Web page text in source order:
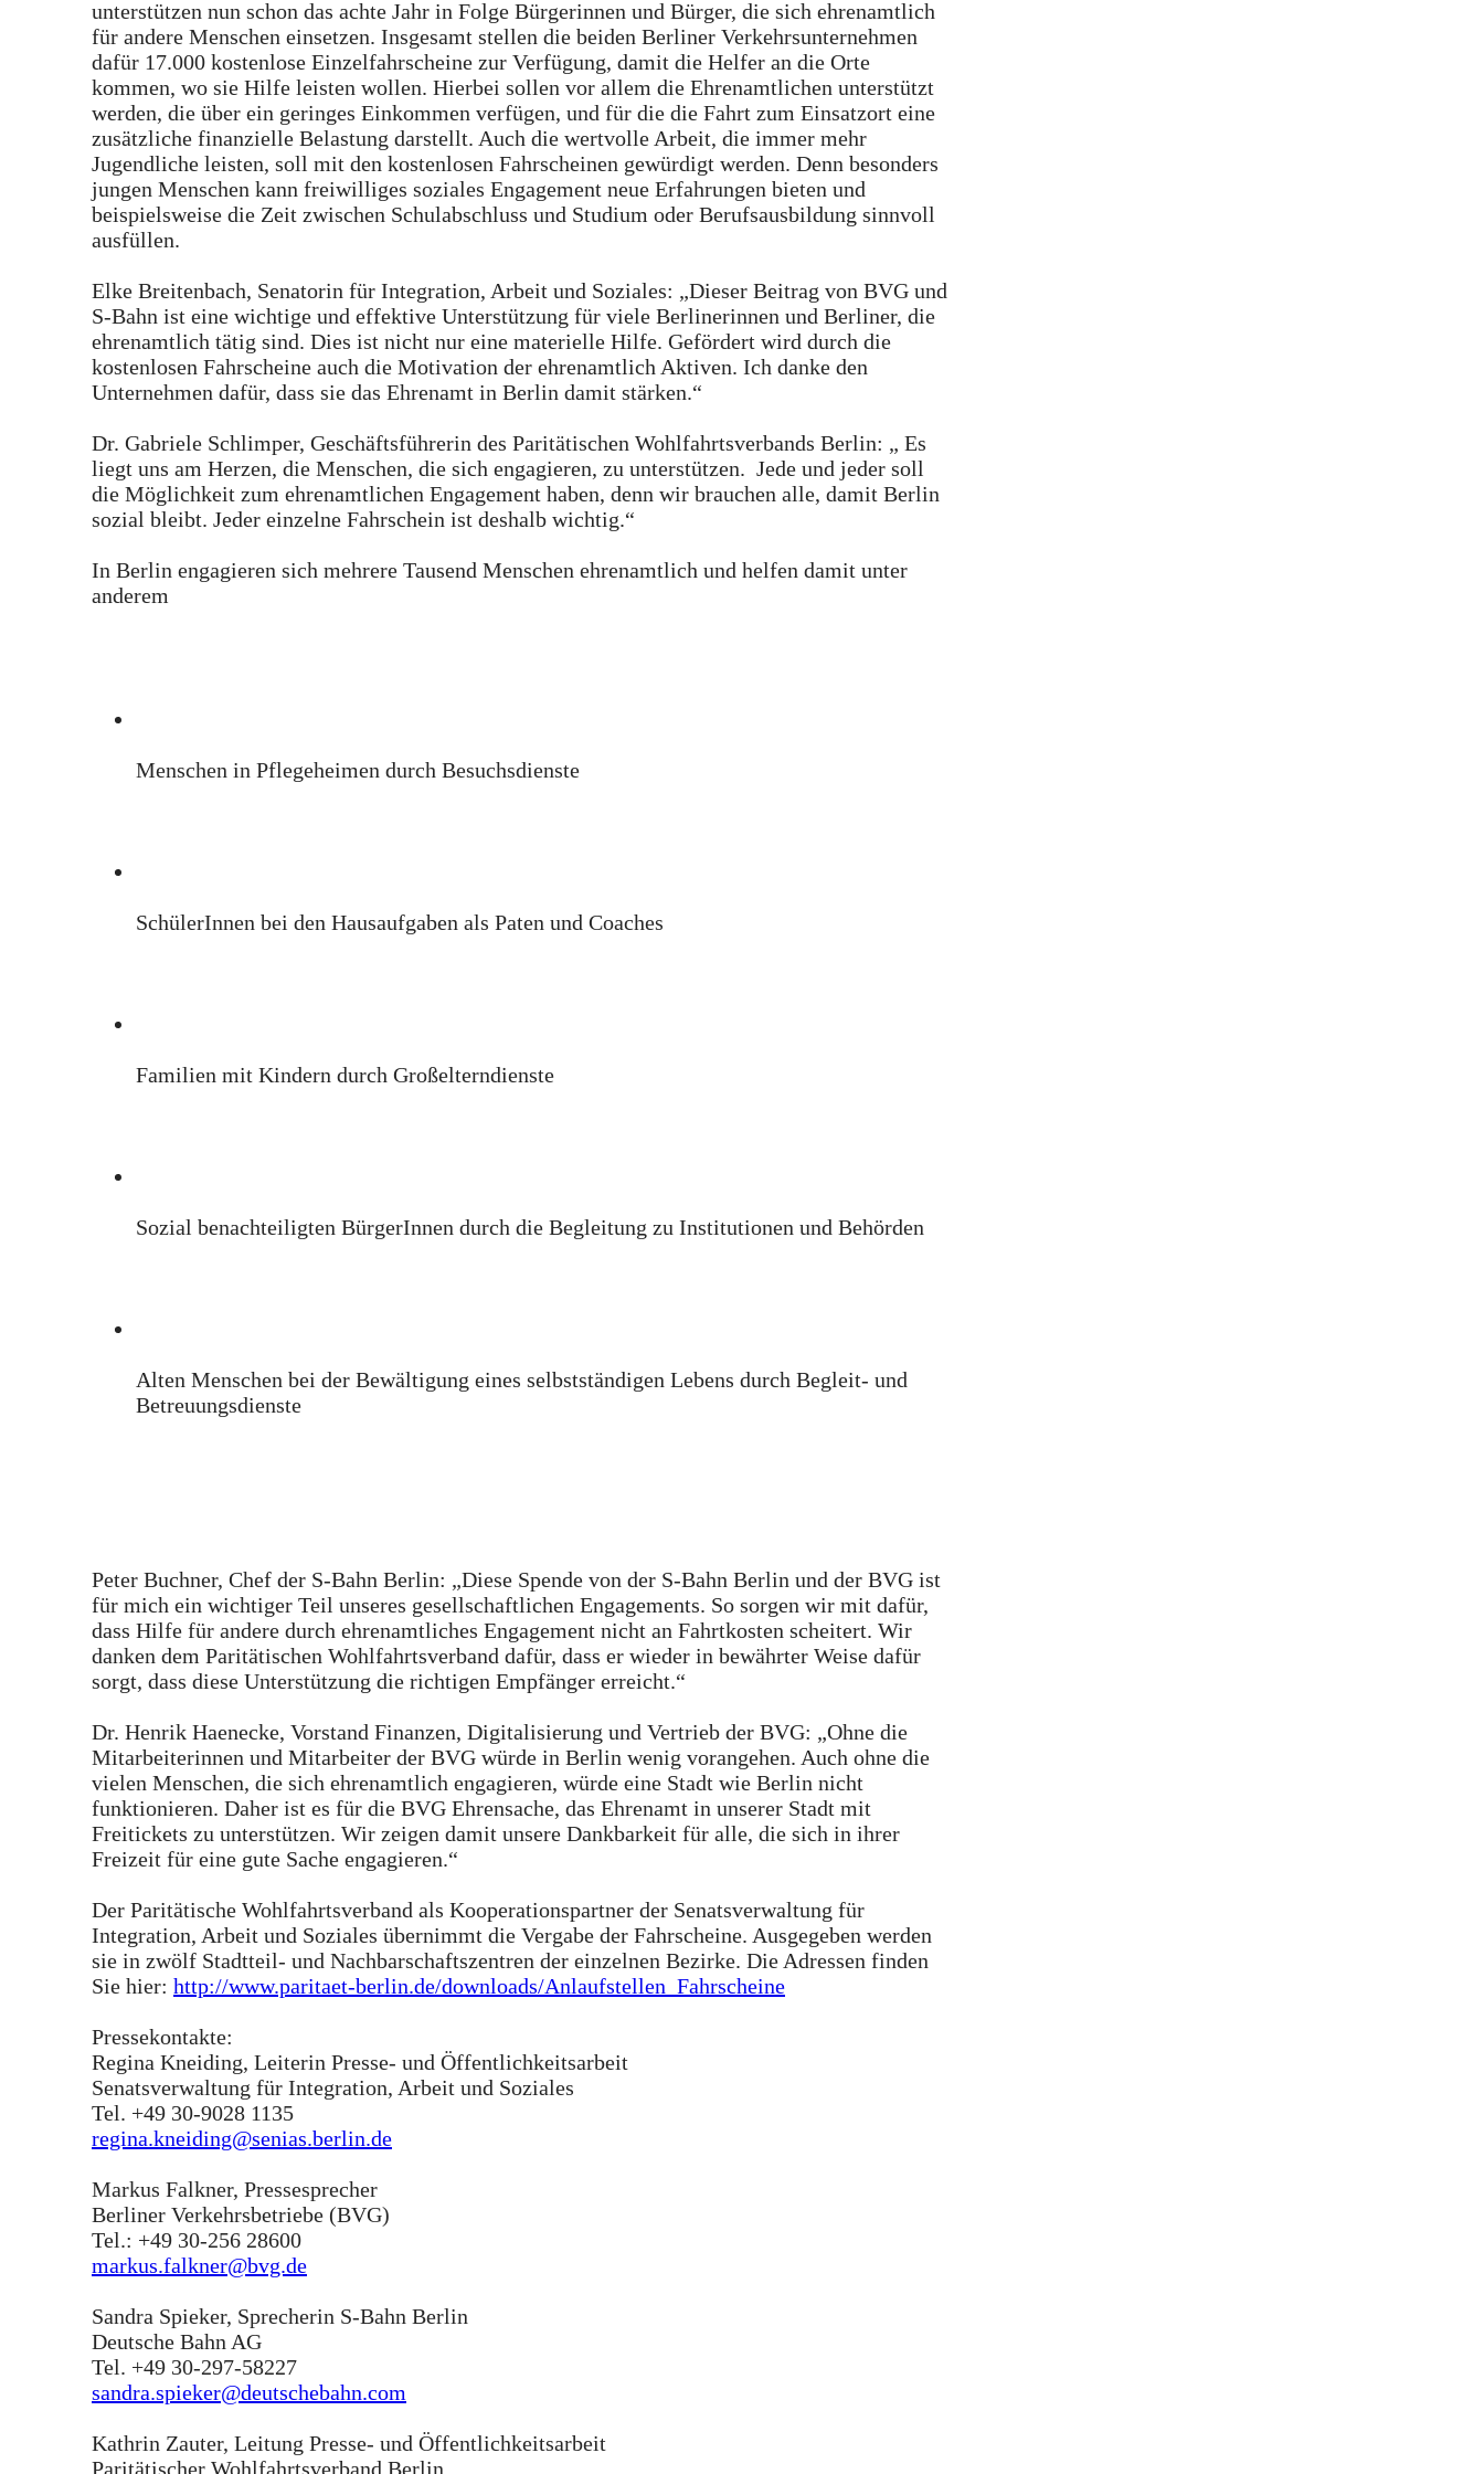
unterstützen nun schon das achte Jahr in Folge Bürgerinnen und Bürger, die sich ehrenamtlich
für andere Menschen einsetzen. Insgesamt stellen die beiden Berliner Verkehrsunternehmen
dafür 17.000 kostenlose Einzelfahrscheine zur Verfügung, damit die Helfer an die Orte
kommen, wo sie Hilfe leisten wollen. Hierbei sollen vor allem die Ehrenamtlichen unterstützt
werden, die über ein geringes Einkommen verfügen, und für die die Fahrt zum Einsatzort eine
zusätzliche finanzielle Belastung darstellt. Auch die wertvolle Arbeit, die immer mehr
Jugendliche leisten, soll mit den kostenlosen Fahrscheinen gewürdigt werden. Denn besonders
jungen Menschen kann freiwilliges soziales Engagement neue Erfahrungen bieten und
beispielsweise die Zeit zwischen Schulabschluss und Studium oder Berufsausbildung sinnvoll
ausfüllen.
Elke Breitenbach, Senatorin für Integration, Arbeit und Soziales: „Dieser Beitrag von BVG und
S-Bahn ist eine wichtige und effektive Unterstützung für viele Berlinerinnen und Berliner, die
ehrenamtlich tätig sind. Dies ist nicht nur eine materielle Hilfe. Gefördert wird durch die
kostenlosen Fahrscheine auch die Motivation der ehrenamtlich Aktiven. Ich danke den
Unternehmen dafür, dass sie das Ehrenamt in Berlin damit stärken.“
Dr. Gabriele Schlimper, Geschäftsführerin des Paritätischen Wohlfahrtsverbands Berlin: „ Es
liegt uns am Herzen, die Menschen, die sich engagieren, zu unterstützen. Jede und jeder soll
die Möglichkeit zum ehrenamtlichen Engagement haben, denn wir brauchen alle, damit Berlin
sozial bleibt. Jeder einzelne Fahrschein ist deshalb wichtig.“
In Berlin engagieren sich mehrere Tausend Menschen ehrenamtlich und helfen damit unter
anderem
Menschen in Pflegeheimen durch Besuchsdienste
SchülerInnen bei den Hausaufgaben als Paten und Coaches
Familien mit Kindern durch Großelterndienste
Sozial benachteiligten BürgerInnen durch die Begleitung zu Institutionen und Behörden
Alten Menschen bei der Bewältigung eines selbstständigen Lebens durch Begleit- und
Betreuungsdienste
Peter Buchner, Chef der S-Bahn Berlin: „Diese Spende von der S-Bahn Berlin und der BVG ist
für mich ein wichtiger Teil unseres gesellschaftlichen Engagements. So sorgen wir mit dafür,
dass Hilfe für andere durch ehrenamtliches Engagement nicht an Fahrtkosten scheitert. Wir
danken dem Paritätischen Wohlfahrtsverband dafür, dass er wieder in bewährter Weise dafür
sorgt, dass diese Unterstützung die richtigen Empfänger erreicht.“
Dr. Henrik Haenecke, Vorstand Finanzen, Digitalisierung und Vertrieb der BVG: „Ohne die
Mitarbeiterinnen und Mitarbeiter der BVG würde in Berlin wenig vorangehen. Auch ohne die
vielen Menschen, die sich ehrenamtlich engagieren, würde eine Stadt wie Berlin nicht
funktionieren. Daher ist es für die BVG Ehrensache, das Ehrenamt in unserer Stadt mit
Freitickets zu unterstützen. Wir zeigen damit unsere Dankbarkeit für alle, die sich in ihrer
Freizeit für eine gute Sache engagieren.“
Der Paritätische Wohlfahrtsverband als Kooperationspartner der Senatsverwaltung für
Integration, Arbeit und Soziales übernimmt die Vergabe der Fahrscheine. Ausgegeben werden
sie in zwölf Stadtteil- und Nachbarschaftszentren der einzelnen Bezirke. Die Adressen finden
Sie hier: http://www.paritaet-berlin.de/downloads/Anlaufstellen_Fahrscheine
Pressekontakte:
Regina Kneiding, Leiterin Presse- und Öffentlichkeitsarbeit
Senatsverwaltung für Integration, Arbeit und Soziales
Tel. +49 30-9028 1135
regina.kneiding@senias.berlin.de
Markus Falkner, Pressesprecher
Berliner Verkehrsbetriebe (BVG)
Tel.: +49 30-256 28600
markus.falkner@bvg.de
Sandra Spieker, Sprecherin S-Bahn Berlin
Deutsche Bahn AG
Tel. +49 30-297-58227
sandra.spieker@deutschebahn.com
Kathrin Zauter, Leitung Presse- und Öffentlichkeitsarbeit
Paritätischer Wohlfahrtsverband Berlin